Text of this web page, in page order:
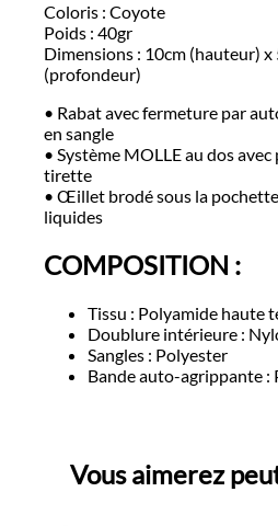
Coloris : Coyote
Poids : 40gr
Dimensions : 10cm (hauteur) x
(profondeur)
• Rabat avec fermeture par
en sangle
• Système MOLLE au dos
tirette
• Œillet brodé sous la
liquides
COMPOSITION :
Tissu : Polyamide haute
Doublure intérieure :
Sangles : Polyester
Bande auto-agrippante :
Vous aimerez